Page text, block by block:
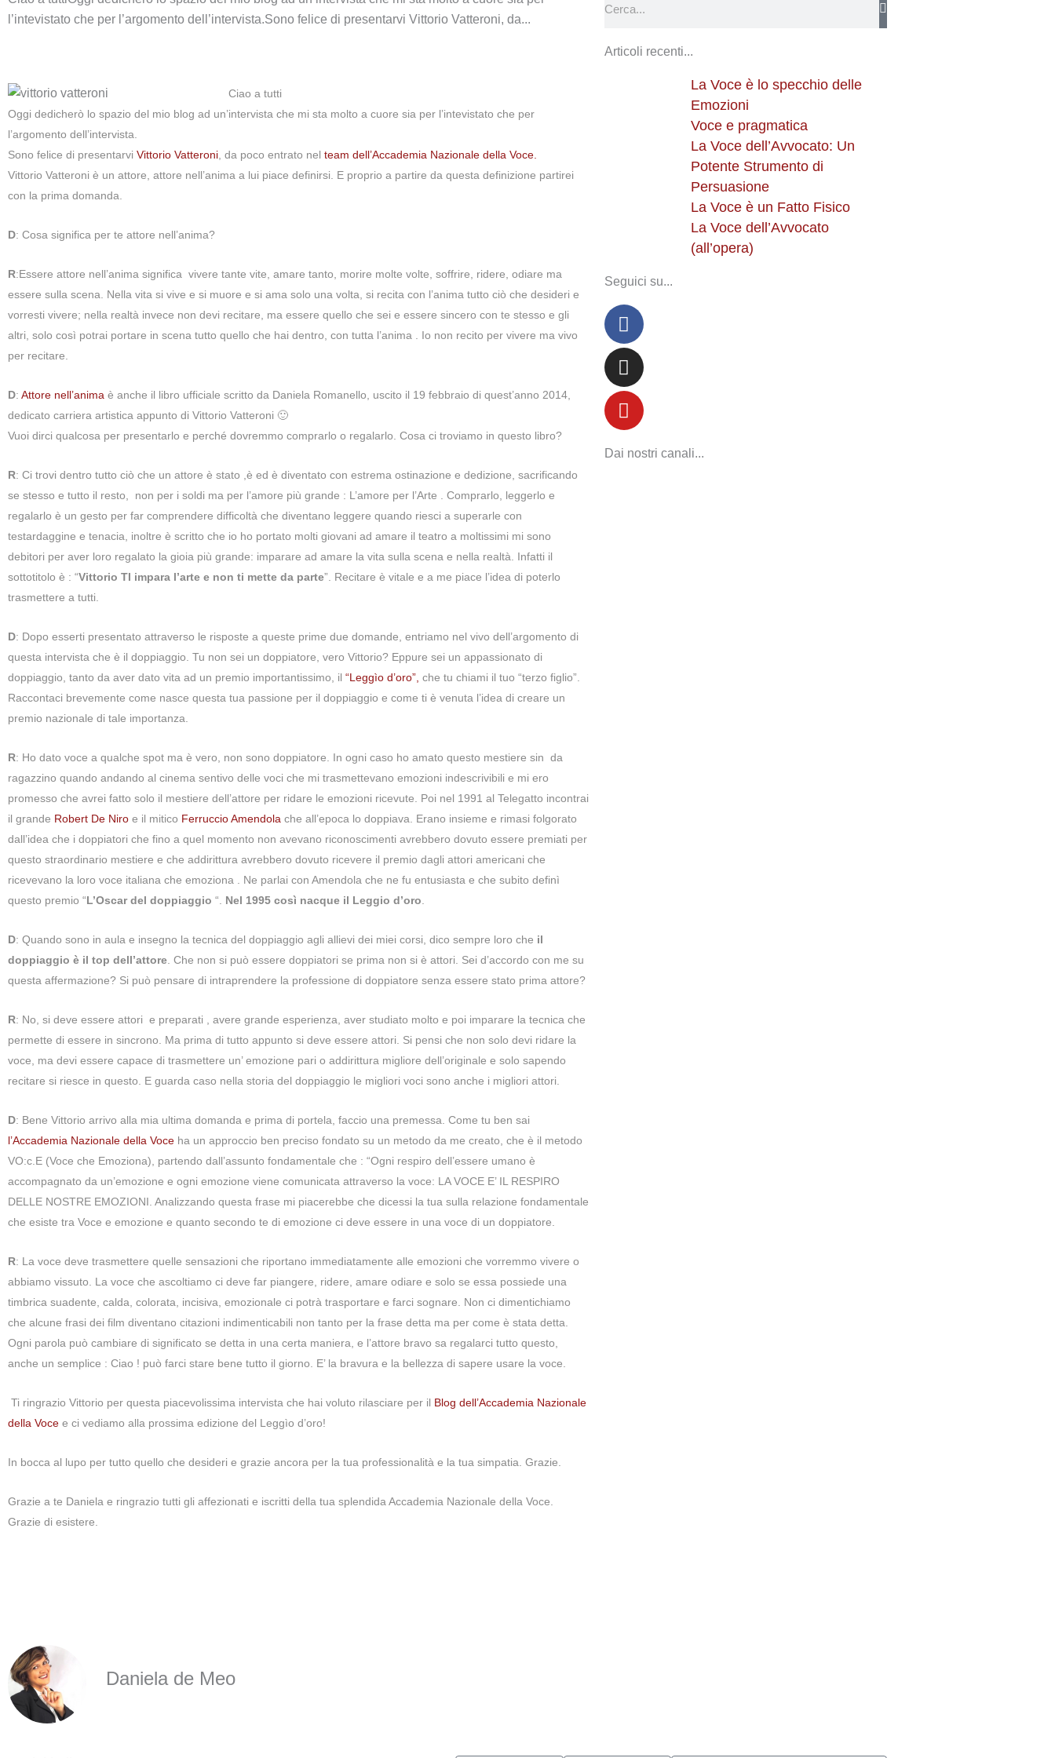
l’intevistato che per l’argomento dell’intervista.Sono felice di presentarvi Vittorio Vatteroni, da...
Ciao a tutti
Oggi dedicherò lo spazio del mio blog ad un’intervista che mi sta molto a cuore sia per l’intevistato che per
l’argomento dell’intervista.
Sono felice di presentarvi Vittorio Vatteroni , da poco entrato nel team dell’Accademia Nazionale della Voce.
Vittorio Vatteroni è un attore, attore nell’anima a lui piace definirsi. E proprio a partire da questa definizione partirei
con la prima domanda.
D: Cosa significa per te attore nell’anima?
R:Essere attore nell’anima significa vivere tante vite, amare tanto, morire molte volte, soffrire, ridere, odiare ma
essere sulla scena. Nella vita si vive e si muore e si ama solo una volta, si recita con l’anima tutto ciò che desideri e
vorresti vivere; nella realtà invece non devi recitare, ma essere quello che sei e essere sincero con te stesso e gli
altri, solo così potrai portare in scena tutto quello che hai dentro, con tutta l’anima . Io non recito per vivere ma vivo
per recitare.
D: Attore nell’anima è anche il libro ufficiale scritto da Daniela Romanello, uscito il 19 febbraio di quest’anno 2014,
dedicato carriera artistica appunto di Vittorio Vatteroni 🙂
Vuoi dirci qualcosa per presentarlo e perché dovremmo comprarlo o regalarlo. Cosa ci troviamo in questo libro?
R: Ci trovi dentro tutto ciò che un attore è stato ,è ed è diventato con estrema ostinazione e dedizione, sacrificando
se stesso e tutto il resto, non per i soldi ma per l’amore più grande : L’amore per l’Arte . Comprarlo, leggerlo e
regalarlo è un gesto per far comprendere difficoltà che diventano leggere quando riesci a superarle con
testardaggine e tenacia, inoltre è scritto che io ho portato molti giovani ad amare il teatro a moltissimi mi sono
debitori per aver loro regalato la gioia più grande: imparare ad amare la vita sulla scena e nella realtà. Infatti il
sottotitolo è : “Vittorio TI impara l’arte e non ti mette da parte”. Recitare è vitale e a me piace l’idea di poterlo
trasmettere a tutti.
D: Dopo esserti presentato attraverso le risposte a queste prime due domande, entriamo nel vivo dell’argomento di
questa intervista che è il doppiaggio. Tu non sei un doppiatore, vero Vittorio? Eppure sei un appassionato di
doppiaggio, tanto da aver dato vita ad un premio importantissimo, il “Leggìo d’oro”, che tu chiami il tuo “terzo figlio”.
Raccontaci brevemente come nasce questa tua passione per il doppiaggio e come ti è venuta l’idea di creare un
premio nazionale di tale importanza.
R: Ho dato voce a qualche spot ma è vero, non sono doppiatore. In ogni caso ho amato questo mestiere sin da
ragazzino quando andando al cinema sentivo delle voci che mi trasmettevano emozioni indescrivibili e mi ero
promesso che avrei fatto solo il mestiere dell’attore per ridare le emozioni ricevute. Poi nel 1991 al Telegatto incontrai
il grande Robert De Niro e il mitico Ferruccio Amendola che all’epoca lo doppiava. Erano insieme e rimasi folgorato
dall’idea che i doppiatori che fino a quel momento non avevano riconoscimenti avrebbero dovuto essere premiati per
questo straordinario mestiere e che addirittura avrebbero dovuto ricevere il premio dagli attori americani che
ricevevano la loro voce italiana che emoziona . Ne parlai con Amendola che ne fu entusiasta e che subito definì
questo premio “L’Oscar del doppiaggio “. Nel 1995 così nacque il Leggio d’oro
D: Quando sono in aula e insegno la tecnica del doppiaggio agli allievi dei miei corsi, dico sempre loro che il
doppiaggio è il top dell’attore . Che non si può essere doppiatori se prima non si è attori. Sei d’accordo con me su
questa affermazione? Si può pensare di intraprendere la professione di doppiatore senza essere stato prima attore?
R: No, si deve essere attori e preparati , avere grande esperienza, aver studiato molto e poi imparare la tecnica che
permette di essere in sincrono. Ma prima di tutto appunto si deve essere attori. Si pensi che non solo devi ridare la
voce, ma devi essere capace di trasmettere un’ emozione pari o addirittura migliore dell’originale e solo sapendo
recitare si riesce in questo. E guarda caso nella storia del doppiaggio le migliori voci sono anche i migliori attori.
D: Bene Vittorio arrivo alla mia ultima domanda e prima di portela, faccio una premessa. Come tu ben sai
l’Accademia Nazionale della Voce ha un approccio ben preciso fondato su un metodo da me creato, che è il metodo
VO:c.E (Voce che Emoziona), partendo dall’assunto fondamentale che : “Ogni respiro dell’essere umano è
accompagnato da un’emozione e ogni emozione viene comunicata attraverso la voce: LA VOCE E’ IL RESPIRO
DELLE NOSTRE EMOZIONI. Analizzando questa frase mi piacerebbe che dicessi la tua sulla relazione fondamentale
che esiste tra Voce e emozione e quanto secondo te di emozione ci deve essere in una voce di un doppiatore.
R: La voce deve trasmettere quelle sensazioni che riportano immediatamente alle emozioni che vorremmo vivere o
abbiamo vissuto. La voce che ascoltiamo ci deve far piangere, ridere, amare odiare e solo se essa possiede una
timbrica suadente, calda, colorata, incisiva, emozionale ci potrà trasportare e farci sognare. Non ci dimentichiamo
che alcune frasi dei film diventano citazioni indimenticabili non tanto per la frase detta ma per come è stata detta.
Ogni parola può cambiare di significato se detta in una certa maniera, e l’attore bravo sa regalarci tutto questo,
anche un semplice : Ciao ! può farci stare bene tutto il giorno. E’ la bravura e la bellezza di sapere usare la voce.
Ti ringrazio Vittorio per questa piacevolissima intervista che hai voluto rilasciare per il Blog dell’Accademia Nazionale
della Voce e ci vediamo alla prossima edizione del Leggìo d’oro!
In bocca al lupo per tutto quello che desideri e grazie ancora per la tua professionalità e la tua simpatia. Grazie.
Grazie a te Daniela e ringrazio tutti gli affezionati e iscritti della tua splendida Accademia Nazionale della Voce.
Grazie di esistere.
Daniela de Meo
Articoli recenti...
La Voce è lo specchio delle
Emozioni
Voce e pragmatica
La Voce dell’Avvocato: Un
Potente Strumento di
Persuasione
La Voce è un Fatto Fisico
La Voce dell’Avvocato
(all’opera)
Seguici su...
Facebook
Instagram
Youtube
Dai nostri canali...